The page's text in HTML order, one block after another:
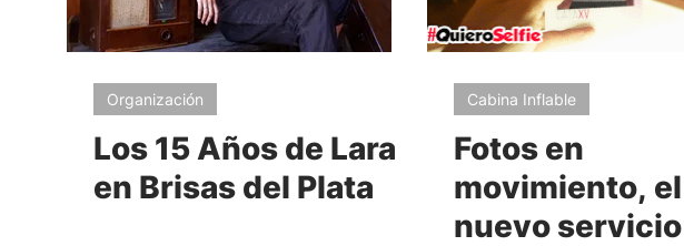
Moda y tendencia Maquillaje Música Ambientaciones
Organización
Los 15 Años de Lara
en Brisas del Plata
Cabina Inflable
Fotos en
movimiento, el
nuevo